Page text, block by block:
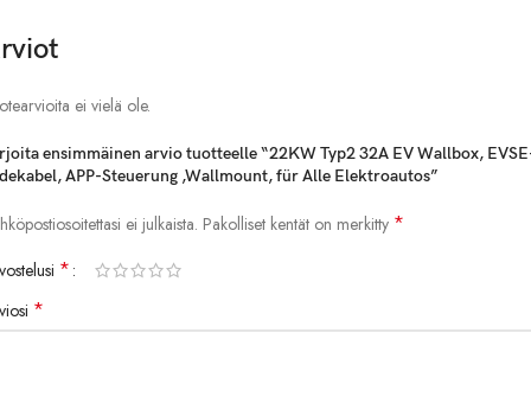
Auslaufs chutz (Neustart wiederherstellen).
Über aktuellen Schutz.
Überhitzung schutz.
Bodenschutz.
Ändern Sie den Strom: 8a/10a/13a/16a/32a einstellbar
ei vielä ole.
ensimmäinen arvio tuotteelle “22KW Typ2 32A EV Wallbox,
APP-Steuerung ,Wallmount, für Alle Elektroautos”
ei julkaista. Pakolliset kentät on merkitty *
*
*